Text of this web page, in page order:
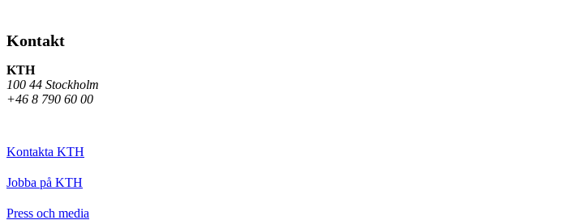
Kontakt
KTH
100 44 Stockholm
+46 8 790 60 00
Kontakta KTH
Jobba på KTH
Press och media